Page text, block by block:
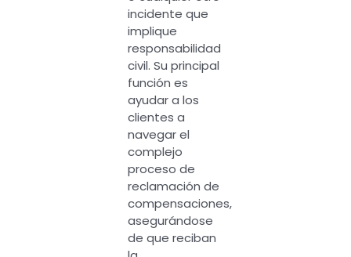
incidente que
implique
responsabilidad
civil. Su principal
función es
ayudar a los
clientes a
navegar el
complejo
proceso de
reclamación de
compensaciones,
asegurándose
de que reciban